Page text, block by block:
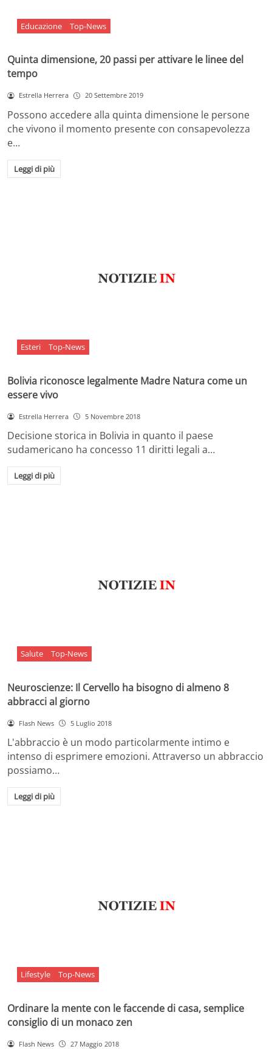
Educazione Top-News
Quinta dimensione, 20 passi per attivare le linee del
tempo
Estrella Herrera 20 Settembre 2019
Possono accedere alla quinta dimensione le persone
che vivono il momento presente con consapevolezza
e…
Leggi di più
Esteri Top-News
Bolivia riconosce legalmente Madre Natura come un
essere vivo
Estrella Herrera 5 Novembre 2018
Decisione storica in Bolivia in quanto il paese
sudamericano ha concesso 11 diritti legali a…
Leggi di più
Salute Top-News
Neuroscienze: Il Cervello ha bisogno di almeno 8
abbracci al giorno
Flash News 5 Luglio 2018
L'abbraccio è un modo particolarmente intimo e
intenso di esprimere emozioni. Attraverso un abbraccio
possiamo…
Leggi di più
Lifestyle Top-News
Ordinare la mente con le faccende di casa, semplice
consiglio di un monaco zen
Flash News 27 Maggio 2018